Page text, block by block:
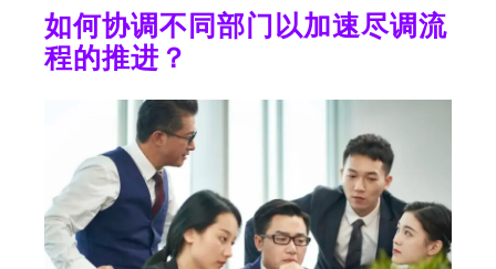
如何协调不同部门以加速尽调流
程的推进？